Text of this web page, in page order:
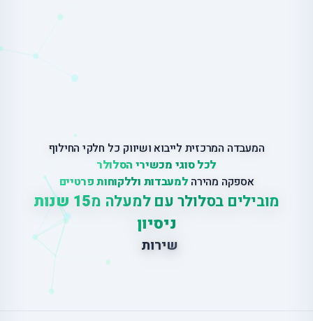
המעבדה המרכזית לייבוא ושיווק כל חלקי החילוף
לכל סוגי מכשירי הסלולר
אספקה מהירה למעבדות וללקוחות פרטיים
מובילים בסלולר עם למעלה מ
15 שנות
ניסיון
ות תיק